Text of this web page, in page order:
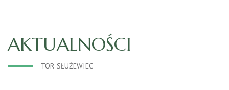
AKTUALNOŚCI
TOR SŁUŻEWIEC